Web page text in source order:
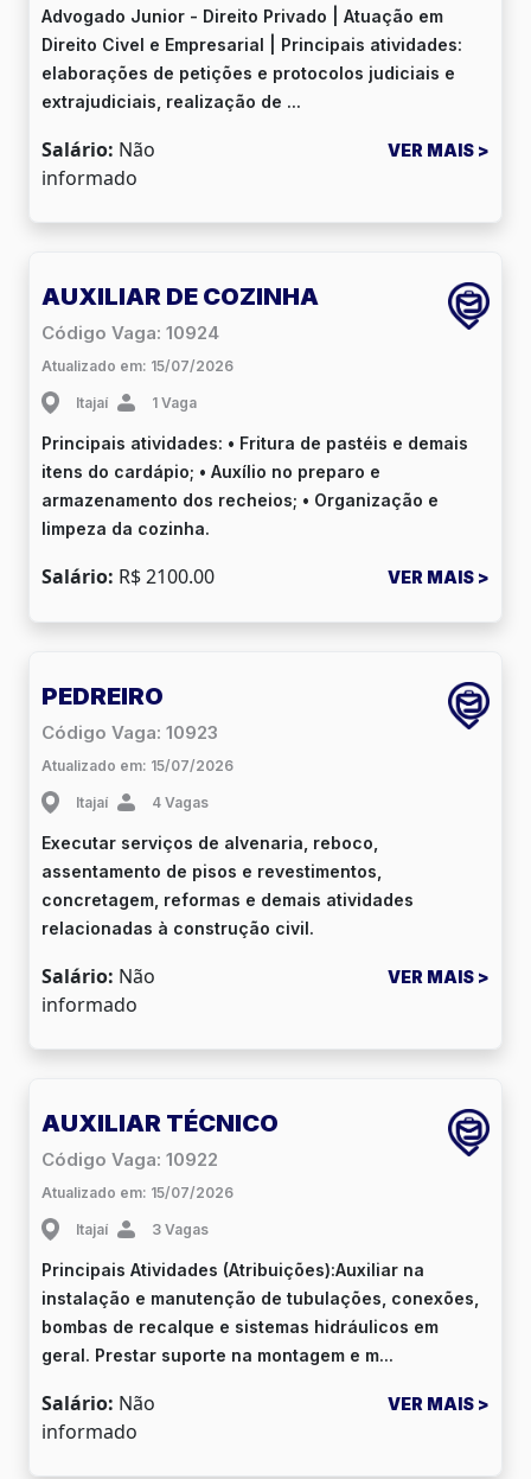
Advogado Junior - Direito Privado | Atuação em
Direito Civel e Empresarial | Principais atividades:
elaborações de petições e protocolos judiciais e
extrajudiciais, realização de ...
Salário: Não
informado
VER MAIS >
AUXILIAR DE COZINHA
Código Vaga: 10924
Atualizado em: 15/07/2026
Itajaí 1 Vaga
Principais atividades: • Fritura de pastéis e demais
itens do cardápio; • Auxílio no preparo e
armazenamento dos recheios; • Organização e
limpeza da cozinha.
Salário: R$ 2100.00 VER MAIS >
PEDREIRO
Código Vaga: 10923
Atualizado em: 15/07/2026
Itajaí 4 Vagas
Executar serviços de alvenaria, reboco,
assentamento de pisos e revestimentos,
concretagem, reformas e demais atividades
relacionadas à construção civil.
Salário: Não
informado
VER MAIS >
AUXILIAR TÉCNICO
Código Vaga: 10922
Atualizado em: 15/07/2026
Itajaí 3 Vagas
Principais Atividades (Atribuições):Auxiliar na
instalação e manutenção de tubulações, conexões,
bombas de recalque e sistemas hidráulicos em
geral. Prestar suporte na montagem e m...
Salário: Não
informado
VER MAIS >